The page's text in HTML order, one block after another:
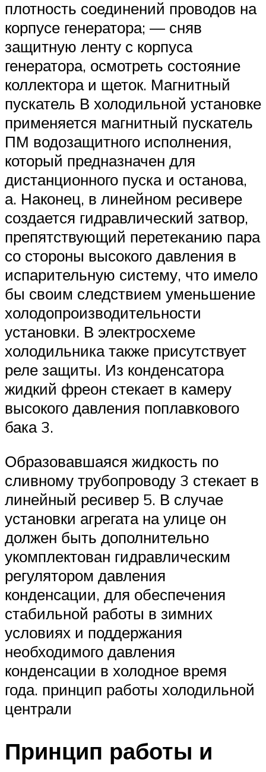
плотность соединений проводов на
корпусе генератора; — сняв
защитную ленту с корпуса
генератора, осмотреть состояние
коллектора и щеток. Магнитный
пускатель В холодильной установке
применяется магнитный пускатель
ПМ водозащитного исполнения,
который предназначен для
дистанционного пуска и останова,
а. Наконец, в линейном ресивере
создается гидравлический затвор,
препятствующий перетеканию пара
со стороны высокого давления в
испарительную систему, что имело
бы своим следствием уменьшение
холодопроизводительности
установки. В электросхеме
холодильника также присутствует
реле защиты. Из конденсатора
жидкий фреон стекает в камеру
высокого давления поплавкового
бака 3.
Образовавшаяся жидкость по
сливному трубопроводу 3 стекает в
линейный ресивер 5. В случае
установки агрегата на улице он
должен быть дополнительно
укомплектован гидравлическим
регулятором давления
конденсации, для обеспечения
стабильной работы в зимних
условиях и поддержания
необходимого давления
конденсации в холодное время
года. принцип работы холодильной
централи
Принцип работы и